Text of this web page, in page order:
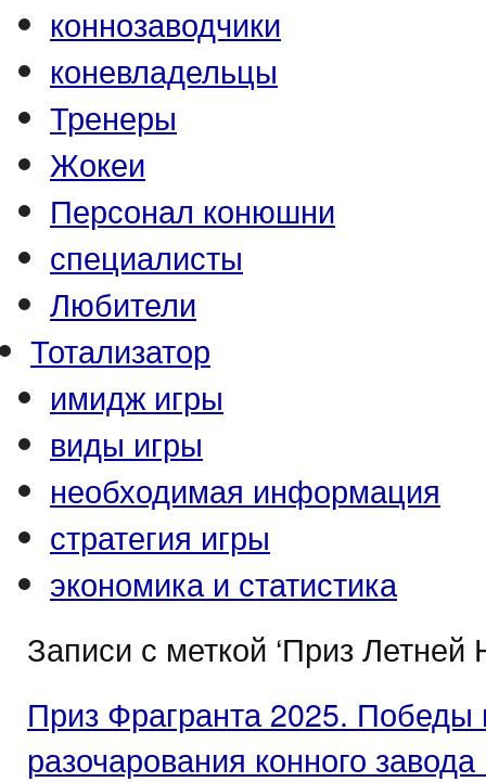
коннозаводчики
коневладельцы
Тренеры
Жокеи
Персонал конюшни
специалисты
Любители
Тотализатор
имидж игры
виды игры
необходимая информация
стратегия игры
экономика и статистика
Записи с меткой ‘Приз Летней
Приз Фрагранта 2025. Победы
разочарования конного